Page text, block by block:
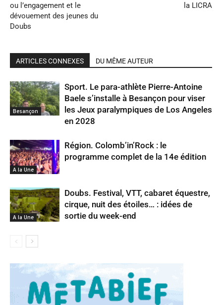
ou l’engagement et le
dévouement des jeunes du
Doubs
la LICRA
ARTICLES CONNEXES DU MÊME AUTEUR
Besançon
Sport. Le para-athlète Pierre-Antoine
Baele s’installe à Besançon pour viser
les Jeux paralympiques de Los Angeles
en 2028
A la Une
Région. Colomb’in’Rock : le
programme complet de la 14e édition
A la Une
Doubs. Festival, VTT, cabaret équestre,
cirque, nuit des étoiles… : idées de
sortie du week-end